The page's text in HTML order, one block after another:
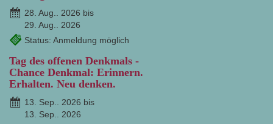
28. Aug.. 2026 bis
29. Aug.. 2026
Status: Anmeldung möglich
Tag des offenen Denkmals -
Chance Denkmal: Erinnern.
Erhalten. Neu denken.
13. Sep.. 2026 bis
13. Sep.. 2026